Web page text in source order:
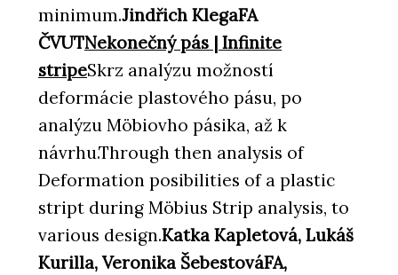
minimum.Jindřich KlegaFA
ČVUTNekonečný pás | Infinite
stripeSkrz analýzu možností
deformácie plastového pásu, po
analýzu Möbiovho pásika, až k
návrhu.Through then analysis of
Deformation posibilities of a plastic
stript during Möbius Strip analysis, to
various design.Katka Kapletová, Lukáš
Kurilla, Veronika ŠebestováFA,